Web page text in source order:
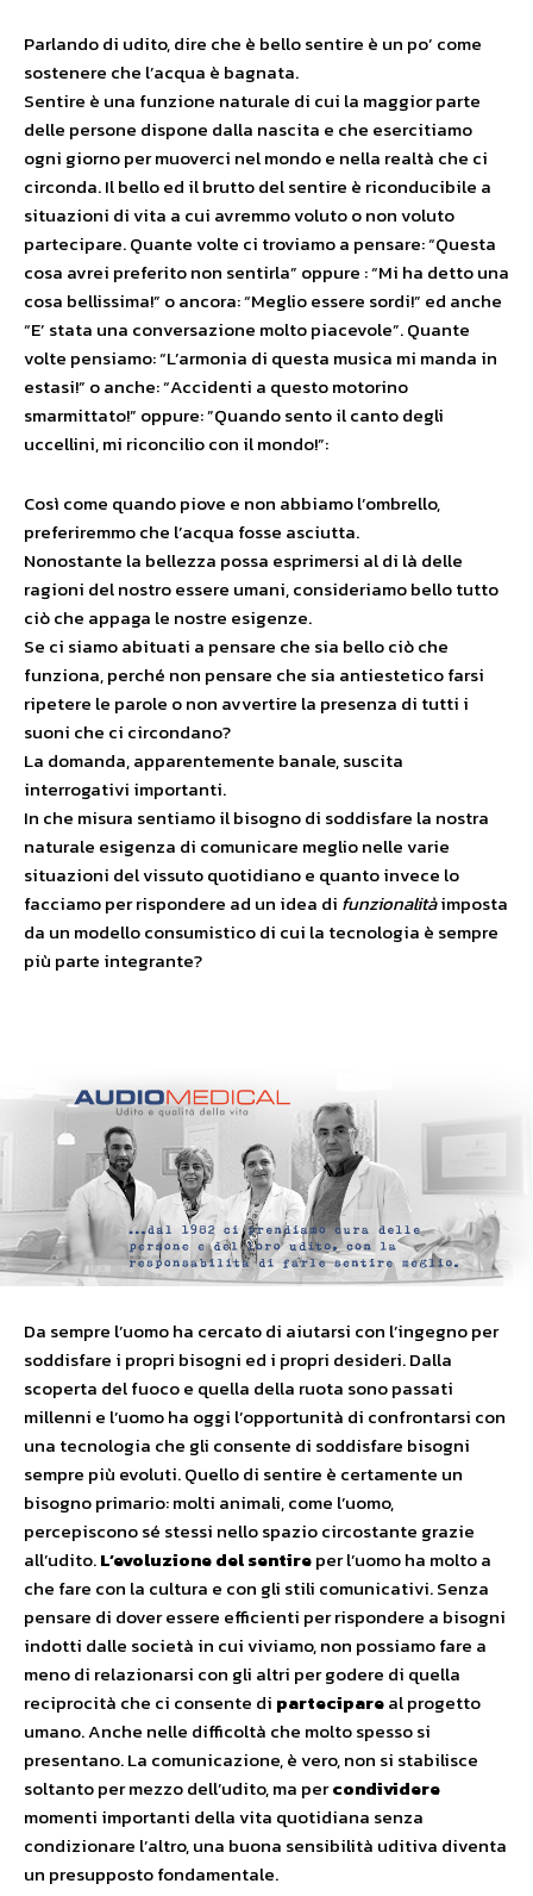
Parlando di udito, dire che è bello sentire è un po’ come
sostenere che l’acqua è bagnata.
Sentire è una funzione naturale di cui la maggior parte
delle persone dispone dalla nascita e che esercitiamo
ogni giorno per muoverci nel mondo e nella realtà che ci
circonda. Il bello ed il brutto del sentire è riconducibile a
situazioni di vita a cui avremmo voluto o non voluto
partecipare. Quante volte ci troviamo a pensare: “Questa
cosa avrei preferito non sentirla” oppure : “Mi ha detto una
cosa bellissima!” o ancora: “Meglio essere sordi!” ed anche
“E’ stata una conversazione molto piacevole”. Quante
volte pensiamo: “L’armonia di questa musica mi manda in
estasi!” o anche: “Accidenti a questo motorino
smarmittato!” oppure: ”Quando sento il canto degli
uccellini, mi riconcilio con il mondo!”:
Così come quando piove e non abbiamo l’ombrello,
preferiremmo che l’acqua fosse asciutta.
Nonostante la bellezza possa esprimersi al di là delle
ragioni del nostro essere umani, consideriamo bello tutto
ciò che appaga le nostre esigenze.
Se ci siamo abituati a pensare che sia bello ciò che
funziona, perché non pensare che sia antiestetico farsi
ripetere le parole o non avvertire la presenza di tutti i
suoni che ci circondano?
La domanda, apparentemente banale, suscita
interrogativi importanti.
In che misura sentiamo il bisogno di soddisfare la nostra
naturale esigenza di comunicare meglio nelle varie
situazioni del vissuto quotidiano e quanto invece lo
facciamo per rispondere ad un idea di funzionalitàimposta
da un modello consumistico di cui la tecnologia è sempre
più parte integrante?
Da sempre l’uomo ha cercato di aiutarsi con l’ingegno per
soddisfare i propri bisogni ed i propri desideri. Dalla
scoperta del fuoco e quella della ruota sono passati
millenni e l’uomo ha oggi l’opportunità di confrontarsi con
una tecnologia che gli consente di soddisfare bisogni
sempre più evoluti. Quello di sentire è certamente un
bisogno primario: molti animali, come l’uomo,
percepiscono sé stessi nello spazio circostante grazie
all’udito.L’evoluzione del sentireper l’uomo ha molto a
che fare con la cultura e con gli stili comunicativi. Senza
pensare di dover essere efficienti per rispondere a bisogni
indotti dalle società in cui viviamo, non possiamo fare a
meno di relazionarsi con gli altri per godere di quella
reciprocità che ci consente di partecipareal progetto
umano. Anche nelle difficoltà che molto spesso si
presentano. La comunicazione, è vero, non si stabilisce
soltanto per mezzo dell’udito, ma percondividere
momenti importanti della vita quotidiana senza
condizionare l’altro, una buona sensibilità uditiva diventa
un presupposto fondamentale.